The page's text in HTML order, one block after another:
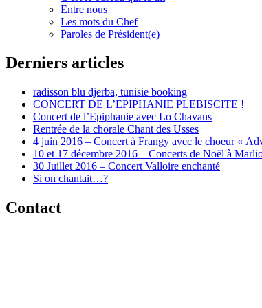
Entre nous
Les mots du Chef
Paroles de Président(e)
Derniers articles
radisson blu djerba, tunisie booking
CONCERT DE L’EPIPHANIE PLEBISCITE !
Concert de l’Epiphanie avec Lo Chavans
Rentrée de la chorale Chant des Usses
4 juin 2016 – Concert à Frangy avec le choeur «
10 et 17 décembre 2016 – Concerts de Noël à
30 Juillet 2016 – Concert Valloire enchanté
Si on chantait…?
Contact